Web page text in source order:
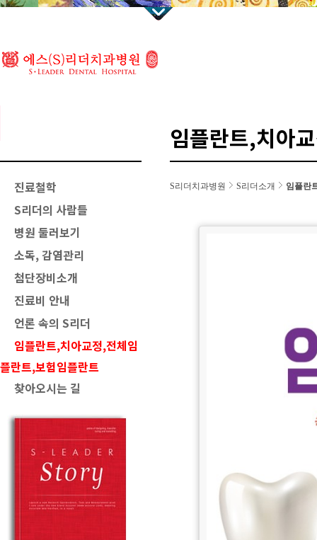
진료철학
S리더의 사람들
병원 둘러보기
소독, 감염관리
첨단장비소개
진료비 안내
언론 속의 S리더
임플란트,치아교정,전체임
플란트,보험임플란트
찾아오시는 길
임플란트,치아
S리더치과병원 S리더소개 임플란